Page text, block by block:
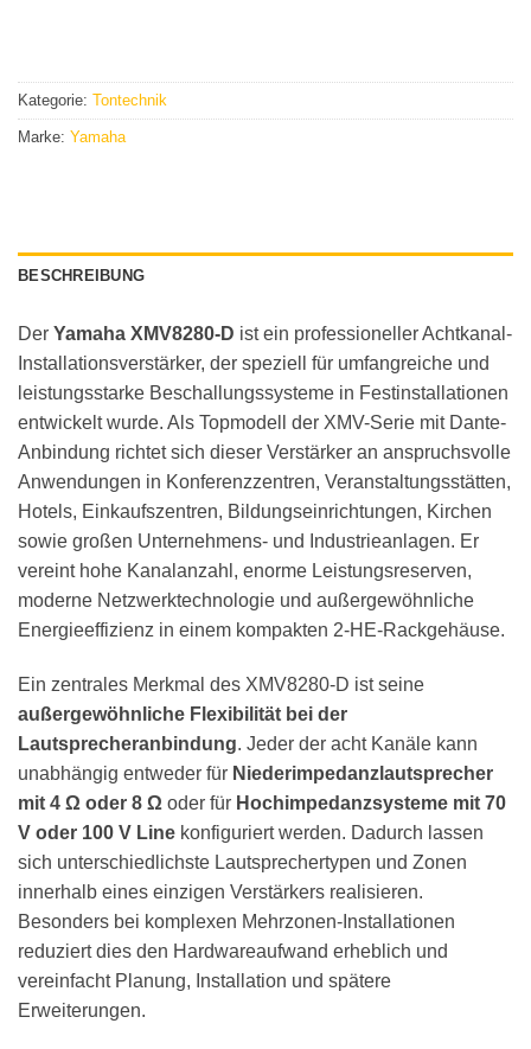
Kategorie: Tontechnik
Marke: Yamaha
BESCHREIBUNG
Der Yamaha XMV8280-D ist ein professioneller Achtkanal-
Installationsverstärker, der speziell für umfangreiche und
leistungsstarke Beschallungssysteme in Festinstallationen
entwickelt wurde. Als Topmodell der XMV-Serie mit Dante-
Anbindung richtet sich dieser Verstärker an anspruchsvolle
Anwendungen in Konferenzzentren, Veranstaltungsstätten,
Hotels, Einkaufszentren, Bildungseinrichtungen, Kirchen
sowie großen Unternehmens- und Industrieanlagen. Er
vereint hohe Kanalanzahl, enorme Leistungsreserven,
moderne Netzwerktechnologie und außergewöhnliche
Energieeffizienz in einem kompakten 2-HE-Rackgehäuse.
Ein zentrales Merkmal des XMV8280-D ist seine
außergewöhnliche Flexibilität bei der
Lautsprecheranbindung. Jeder der acht Kanäle kann
unabhängig entweder für Niederimpedanzlautsprecher
mit 4 Ω oder 8 Ω oder für Hochimpedanzsysteme mit 70
V oder 100 V Line konfiguriert werden. Dadurch lassen
sich unterschiedlichste Lautsprechertypen und Zonen
innerhalb eines einzigen Verstärkers realisieren.
Besonders bei komplexen Mehrzonen-Installationen
reduziert dies den Hardwareaufwand erheblich und
vereinfacht Planung, Installation und spätere
Erweiterungen.